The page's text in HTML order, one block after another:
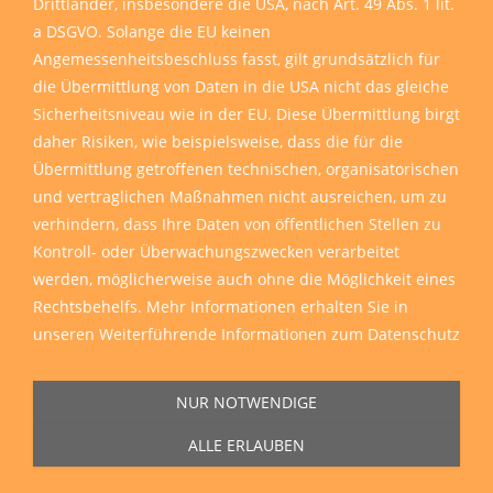
a DSGVO. Solange die EU keinen
Angemessenheitsbeschluss fasst, gilt grundsätzlich für
die Übermittlung von Daten in die USA nicht das gleiche
Sicherheitsniveau wie in der EU. Diese Übermittlung birgt
daher Risiken, wie beispielsweise, dass die für die
Übermittlung getroffenen technischen, organisatorischen
und vertraglichen Maßnahmen nicht ausreichen, um zu
verhindern, dass Ihre Daten von öffentlichen Stellen zu
Kontroll- oder Überwachungszwecken verarbeitet
werden, möglicherweise auch ohne die Möglichkeit eines
Rechtsbehelfs. Mehr Informationen erhalten Sie in
unseren Weiterführende Informationen zum Datenschutz
NUR NOTWENDIGE
ALLE ERLAUBEN